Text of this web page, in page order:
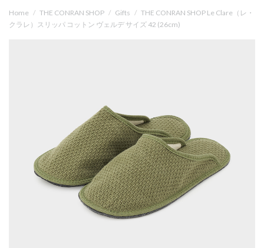
Home / THE CONRAN SHOP / Gifts / THE CONRAN SHOP Le Clare（レ・
クラレ）スリッパ コットン ヴェルデ サイズ 42 (26cm)